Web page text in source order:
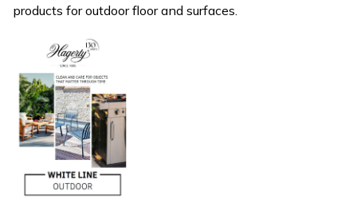
products for outdoor floor and surfaces.